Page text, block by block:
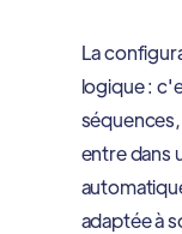
La
logique :
entre dans
adaptée à